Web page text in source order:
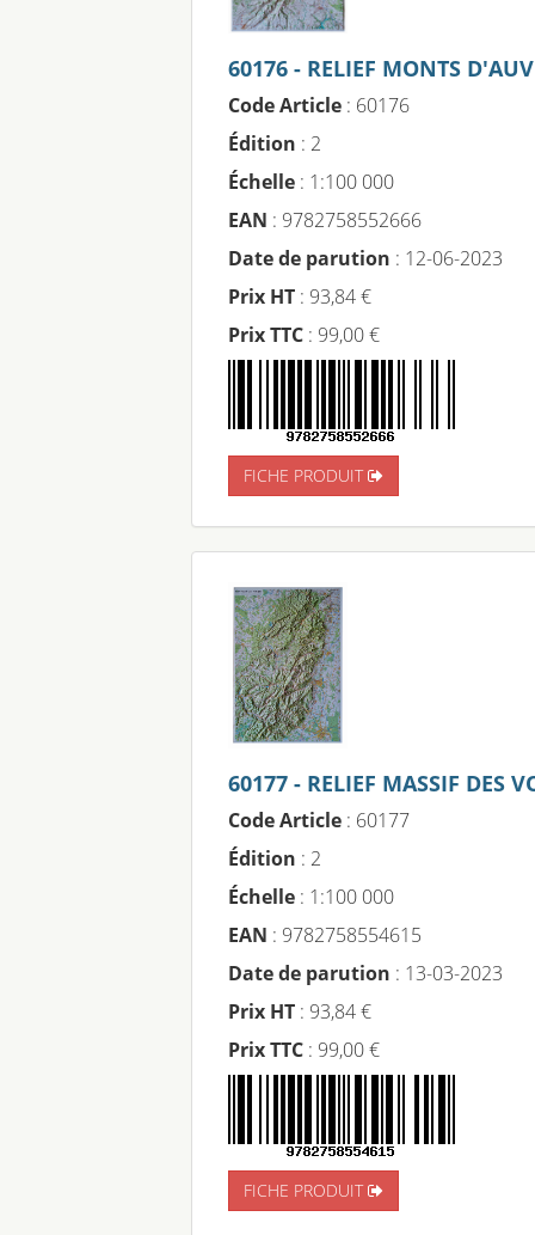
60176 - RELIEF MONTS
Code Article : 60176
Édition : 2
Échelle : 1:100 000
EAN : 9782758552666
Date de parution : 12-06-2023
Prix HT : 93,84 €
Prix TTC : 99,00 €
FICHE PRODUIT
60177 - RELIEF MASSIF DES
Code Article : 60177
Édition : 2
Échelle : 1:100 000
EAN : 9782758554615
Date de parution : 13-03-2023
Prix HT : 93,84 €
Prix TTC : 99,00 €
FICHE PRODUIT